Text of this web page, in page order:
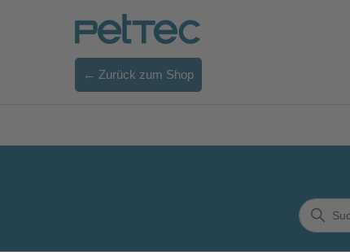
← Zurück zum Shop